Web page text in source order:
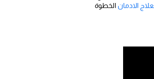
الادمان الخطوة